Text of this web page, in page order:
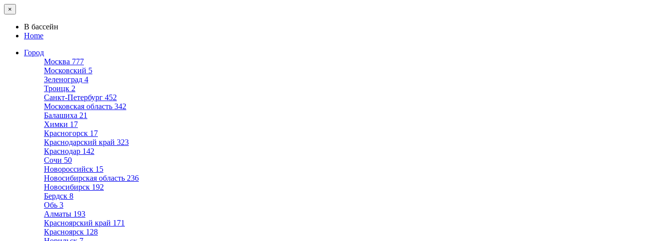
×
В бассейн
Home
Город
Москва 777
Московский 5
Зеленоград 4
Троицк 2
Санкт-Петербург 452
Московская область 342
Балашиха 21
Химки 17
Красногорск 17
Краснодарский край 323
Краснодар 142
Сочи 50
Новороссийск 15
Новосибирская область 236
Новосибирск 192
Бердск 8
Обь 3
Алматы 193
Красноярский край 171
Красноярск 128